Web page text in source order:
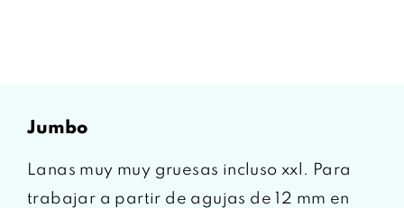
jumbo
Lanas muy muy gruesas incluso xxl. Para
trabajar a partir de agujas de 12 mm en